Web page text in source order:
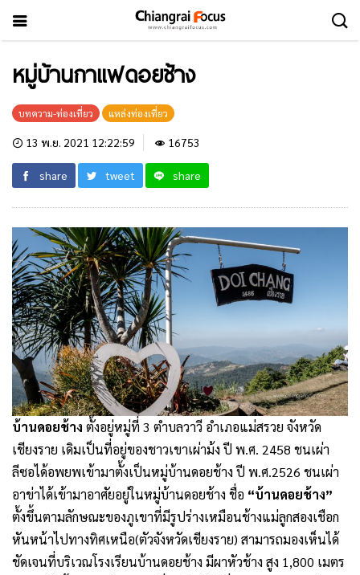
หมู่บ้านกาแฟดอยช้าง
บทความ-ท่องเที่ยว แหล่งท่องเที่ยว
13 พ.ย. 2021 12:22:59 16753
share tweet share
บ้านดอยช้าง ตั้งอยู่หมู่ที่ 3 ตำบลวาวี อำเภอแม่สรวย จังหวัด
เชียงราย เดิมเป็นที่อยู่ของชาวเขาเผ่าม้ง ปี พ.ศ. 2458 ชนเผ่า
ลีซอได้อพยพเข้ามาตั้งเป็นหมู่บ้านดอยช้าง ปี พ.ศ.2526 ชนเผ่า
อาข่าได้เข้ามาอาศัยอยู่ในหมู่บ้านดอยช้าง ชื่อ “บ้านดอยช้าง”
ตั้งขึ้นตามลักษณะของภูเขาที่มีรูปร่างเหมือนช้างแม่ลูกสองเชือก
หันหน้าไปทางทิศเหนือ(ตัวจังหวัดเชียงราย) สามารถมองเห็นได้
ชัดเจนที่บริเวณโรงเรียนบ้านดอยช้าง มีผาหัวช้าง สูง 1,800 เมตร